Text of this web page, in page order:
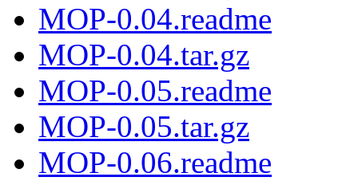
MOP-0.04.readme
MOP-0.04.tar.gz
MOP-0.05.readme
MOP-0.05.tar.gz
MOP-0.06.readme